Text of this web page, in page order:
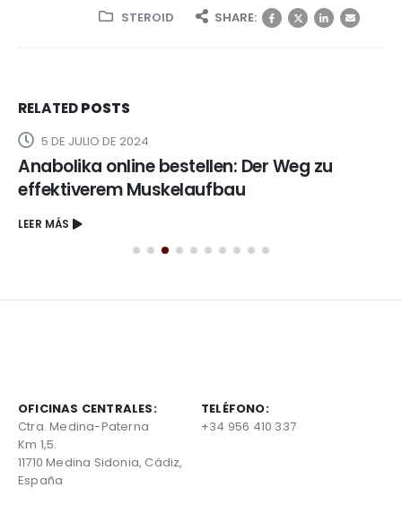
STEROID SHARE:
RELATEDPOSTS
5 DE JULIO DE 2024
Anabolika online bestellen: Der Weg zu
effektiverem Muskelaufbau
LEER MÁS
OFICINAS CENTRALES:
Ctra. Medina-Paterna
Km 1,5.
11710 Medina Sidonia, Cádiz,
España
TELÉFONO:
+34 956 410 337